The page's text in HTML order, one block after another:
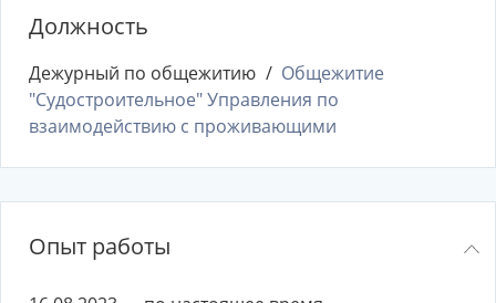
Должность
Дежурный по общежитию
Общежитие
"Судостроительное" Управления по
взаимодействию с проживающими
Опыт работы